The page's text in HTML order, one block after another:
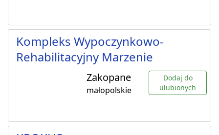
Kompleks Wypoczynkowo-
Rehabilitacyjny Marzenie
Zakopane
małopolskie
Dodaj do
ulubionych